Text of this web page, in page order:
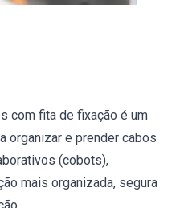
com fita de fixação é um
organizar e prender cabos
(cobots),
mais organizada, segura